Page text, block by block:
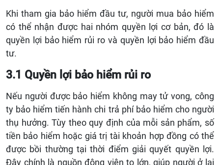
Khi tham gia bảo hiểm đầu tư, người mua bảo hiểm
có thể nhận được hai nhóm quyền lợi cơ bản, đó là
quyền lợi bảo hiểm rủi ro và quyền lợi bảo hiểm đầu
tư.
3.1 Quyền lợi bảo hiểm rủi ro
Nếu người được bảo hiểm không may tử vong, công
ty bảo hiểm tiến hành chi trả phí bảo hiểm cho người
thụ hưởng. Tùy theo quy định của mỗi sản phẩm, số
tiền bảo hiểm hoặc giá trị tài khoản hợp đồng có thể
được bồi thường tại thời điểm giải quyết quyền lợi.
Đây chính là nguồn động viên to lớn, giúp người ở lại